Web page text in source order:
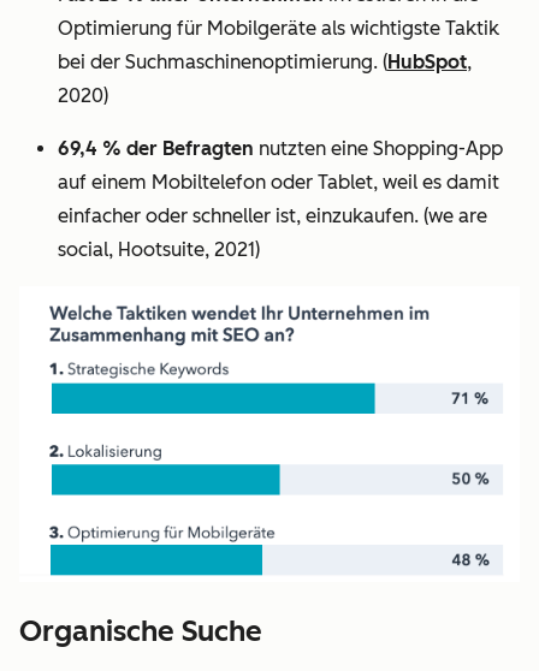
Optimierung für Mobilgeräte als wichtigste Taktik
bei der Suchmaschinenoptimierung. (HubSpot,
2020)
69,4 % der Befragten nutzten eine Shopping-App
auf einem Mobiltelefon oder Tablet, weil es damit
einfacher oder schneller ist, einzukaufen. (we are
social, Hootsuite, 2021)
Organische Suche